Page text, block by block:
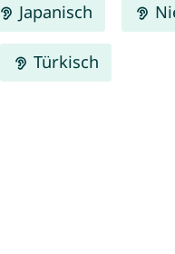
Japanisch
Türkisch